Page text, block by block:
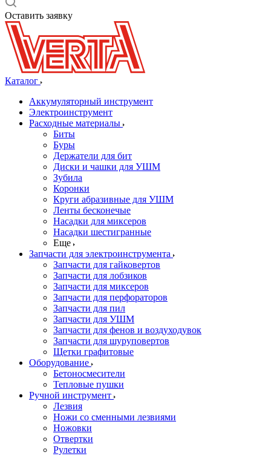
Оставить заявку
Каталог
Аккумуляторный инструмент
Электроинструмент
Расходные материалы
Биты
Буры
Держатели для бит
Диски и чашки для УШМ
Зубила
Коронки
Круги абразивные для УШМ
Ленты бесконечые
Насадки для миксеров
Насадки шестигранные
Еще
Запчасти для электроинструмента
Запчасти для гайковертов
Запчасти для лобзиков
Запчасти для миксеров
Запчасти для перфораторов
Запчасти для пил
Запчасти для УШМ
Запчасти для фенов и воздуходувок
Запчасти для шуруповертов
Щетки графитовые
Оборудование
Бетоносмесители
Тепловые пушки
Ручной инструмент
Лезвия
Ножи со сменными лезвиями
Ножовки
Отвертки
Рулетки